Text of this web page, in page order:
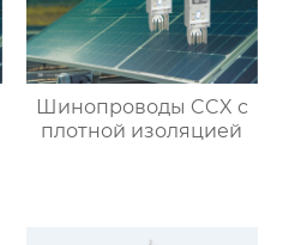
Шинопроводы CCX с
плотной изоляцией